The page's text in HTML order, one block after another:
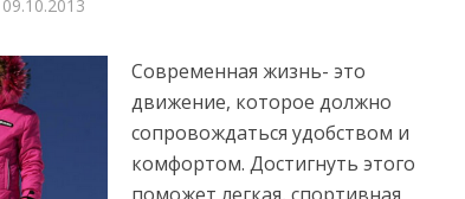
09.10.2013
Современная жизнь- это
движение, которое должно
сопровождаться удобством и
комфортом. Достигнуть этого